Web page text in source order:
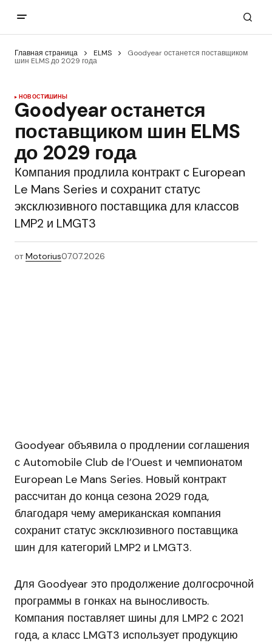
Главная страница ELMS
Goodyear останется поставщиком
шин ELMS до 2029 года
НОВОСТИШИНЫ
Goodyear останется
поставщиком шин ELMS
до 2029 года
Компания продлила контракт с European
Le Mans Series и сохранит статус
эксклюзивного поставщика для классов
LMP2 и LMGT3
от Motorius07.07.2026
Goodyear объявила о продлении соглашения
с Automobile Club de l’Ouest и чемпионатом
European Le Mans Series. Новый контракт
рассчитан до конца сезона 2029 года,
благодаря чему американская компания
сохранит статус эксклюзивного поставщика
шин для категорий LMP2 и LMGT3.
Для Goodyear это продолжение долгосрочной
программы в гонках на выносливость.
Компания поставляет шины для LMP2 с 2021
года, а класс LMGT3 использует продукцию